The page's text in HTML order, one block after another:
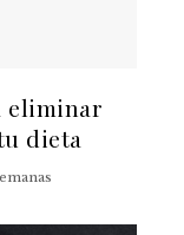
eliminar
dieta